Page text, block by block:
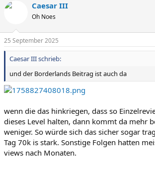
k
o
n
e
n
Caesar III
Oh Noes
25 September 2025
Caesar III schrieb:
und der Borderlands Beitrag ist auch da
wenn die das hinkriegen, dass so
dieses Level halten, dann kommt da mehr
weniger. So würde sich das sicher sogar
Tag 70k is stark. Sonstige Folgen hatten
views nach Monaten.